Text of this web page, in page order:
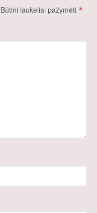
Būtini laukeliai pažymėti *